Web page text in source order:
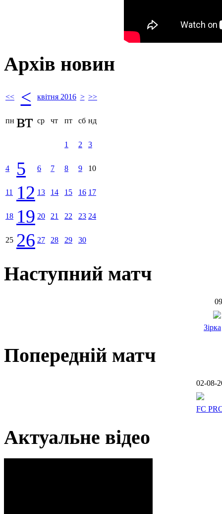
Архів новин
<< < квітня 2016 > >>
пн вт ср чт пт сб нд
1 2 3
4 5 6 7 8 9 10
11 12 13 14 15 16 17
18 19 20 21 22 23 24
25 26 27 28 29 30
Наступний матч
Зірка
Попередній матч
02-08-
FC
Актуальне відео